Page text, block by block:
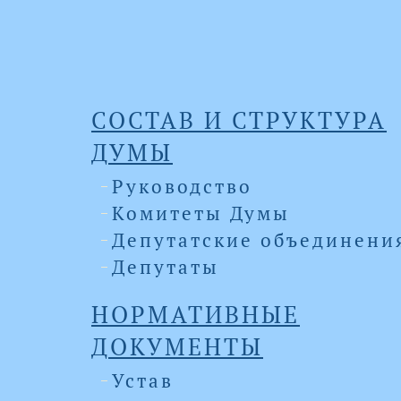
СОСТАВ И СТРУКТУРА
ДУМЫ
Руководство
Комитеты Думы
Депутатские
Депутаты
НОРМАТИВНЫЕ
ДОКУМЕНТЫ
Устав